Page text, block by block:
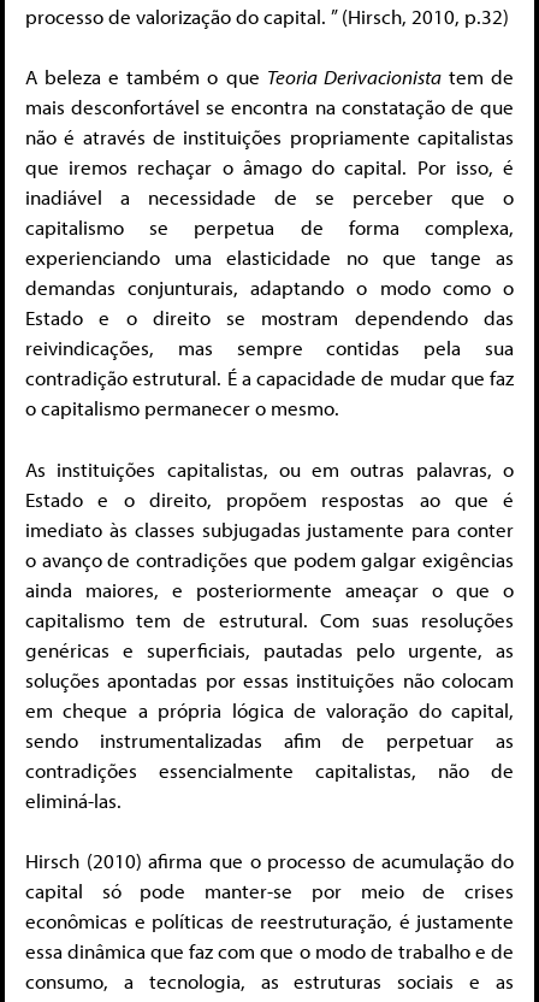
processo de valorização do capital. ” (Hirsch, 2010, p.32)
A beleza e também o que Teoria Derivacionistatem de
mais desconfortável se encontra na constatação de que
não é através de instituições propriamente capitalistas
que iremos rechaçar o âmago do capital. Por isso, é
inadiável a necessidade de se perceber que o
capitalismo se perpetua de forma complexa,
experienciando uma elasticidade no que tange as
demandas conjunturais, adaptando o modo como o
Estado e o direito se mostram dependendo das
reivindicações, mas sempre contidas pela sua
contradição estrutural. É a capacidade de mudar que faz
o capitalismo permanecer o mesmo.
As instituições capitalistas, ou em outras palavras, o
Estado e o direito, propõem respostas ao que é
imediato às classes subjugadas justamente para conter
o avanço de contradições que podem galgar exigências
ainda maiores, e posteriormente ameaçar o que o
capitalismo tem de estrutural. Com suas resoluções
genéricas e superficiais, pautadas pelo urgente, as
soluções apontadas por essas instituições não colocam
em cheque a própria lógica de valoração do capital,
sendo instrumentalizadas afim de perpetuar as
contradições essencialmente capitalistas, não de
eliminá-las.
Hirsch (2010) afirma que o processo de acumulação do
capital só pode manter-se por meio de crises
econômicas e políticas de reestruturação, é justamente
essa dinâmica que faz com que o modo de trabalho e de
consumo, a tecnologia, as estruturas sociais e as